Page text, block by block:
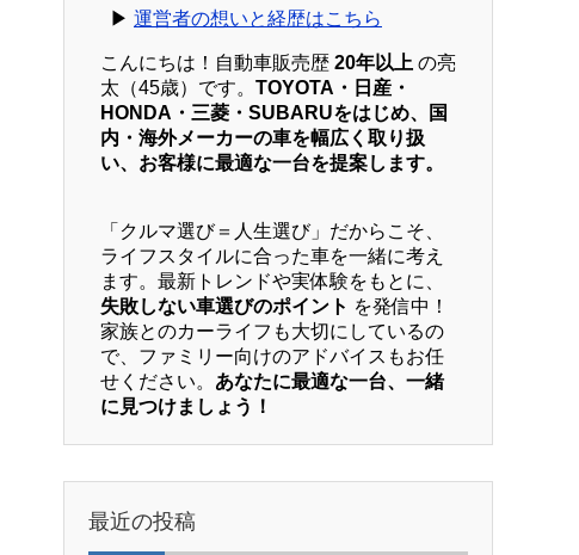
▶︎ 運営者の想いと経歴はこちら
こんにちは！自動車販売歴 20年以上 の亮
太（45歳）です。 TOYOTA・日産・
HONDA・三菱・SUBARUをはじめ、国
内・海外メーカーの車を幅広く取り扱
い、お客様に最適な一台を提案します。
「クルマ選び＝人生選び」だからこそ、
ライフスタイルに合った車を一緒に考え
ます。最新トレンドや実体験をもとに、
失敗しない車選びのポイント を発信中！
家族とのカーライフも大切にしているの
で、ファミリー向けのアドバイスもお任
せください。 あなたに最適な一台、一緒
に見つけましょう！
最近の投稿